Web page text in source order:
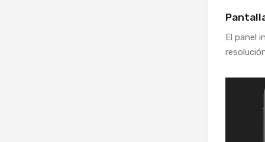
El panel